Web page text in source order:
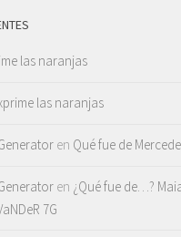
las naranjas
las naranjas
en Qué fue de
en ¿Qué fue de…?
7G